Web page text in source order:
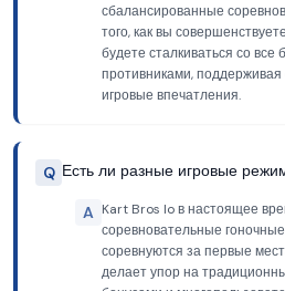
сбалансированные
того, как вы
будете сталкиваться со
противниками,
игровые впечатления.
Q Есть ли разные игровые
A Kart Bros Io в настоящее
соревновательные
соревнуются за первые
делает упор на